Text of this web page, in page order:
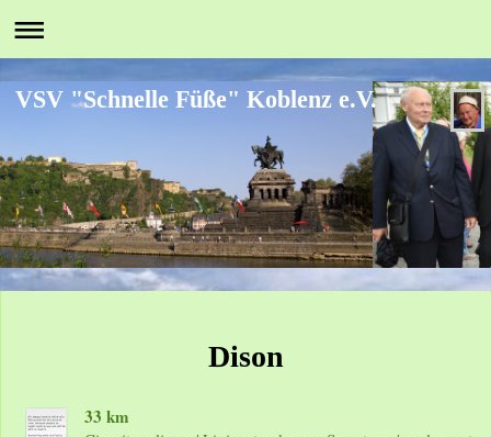
VSV "Schnelle Füße" Koblenz e.V.
Dison
33 km